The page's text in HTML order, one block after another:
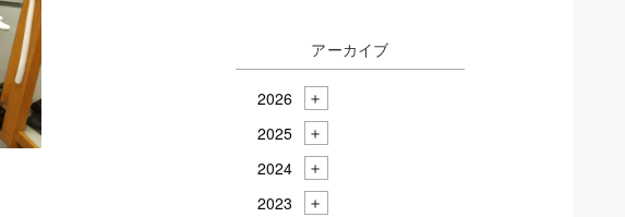
アーカイブ
2026
2025
2024
2023